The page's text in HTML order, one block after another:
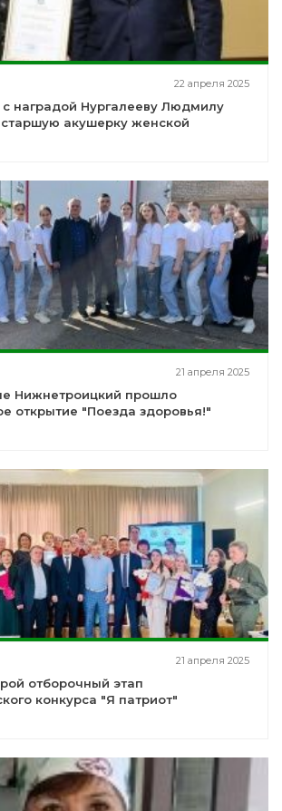
22 апреля 2025
наградой Нургалееву Людмилу
акушерку женской
21 апреля 2025
Нижнетроицкий прошло
открытие "Поезда здоровья!"
21 апреля 2025
отборочный этап
конкурса "Я патриот"